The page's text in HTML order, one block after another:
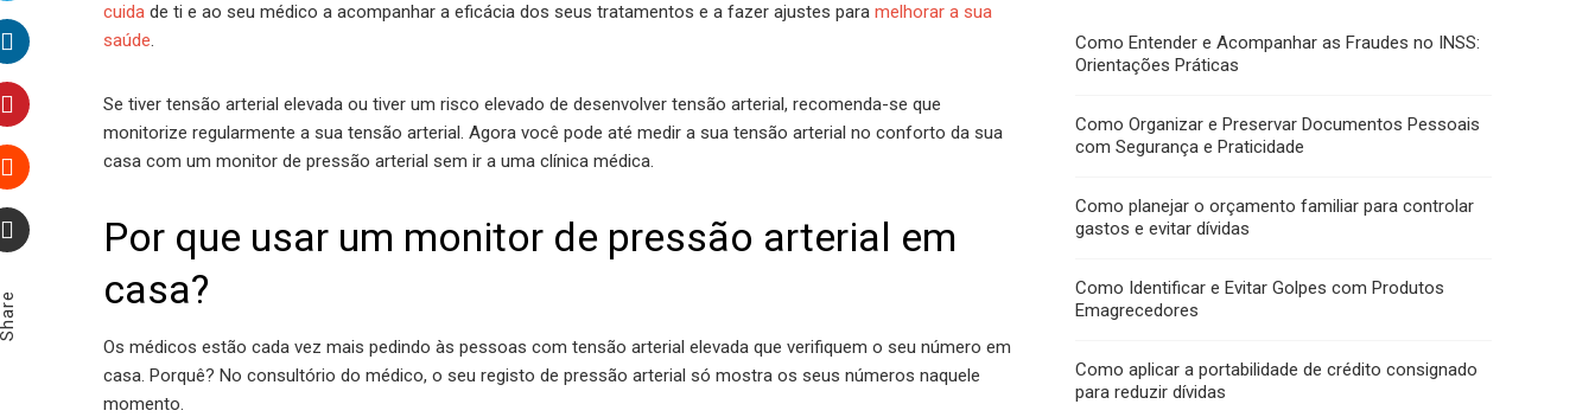
Twitter
LinkedIn
Pinterest
Stumbleupon
cuida de ti e ao seu médico a acompanhar a eficácia dos seus tratamentos e a fazer ajustes para melhorar a sua
saúde.
Se tiver tensão arterial elevada ou tiver um risco elevado de desenvolver tensão arterial, recomenda-se que
monitorize regularmente a sua tensão arterial. Agora você pode até medir a sua tensão arterial no conforto da sua
casa com um monitor de pressão arterial sem ir a uma clínica médica.
Por que usar um monitor de pressão arterial em
casa?
Os médicos estão cada vez mais pedindo às pessoas com tensão arterial elevada que verifiquem o seu número em
casa. Porquê? No consultório do médico, o seu registo de pressão arterial só mostra os seus números naquele
momento.
Como Entender e Acompanhar as Fraudes no INSS:
Orientações Práticas
Como Organizar e Preservar Documentos Pessoais
com Segurança e Praticidade
Como planejar o orçamento familiar para controlar
gastos e evitar dívidas
Como Identificar e Evitar Golpes com Produtos
Emagrecedores
Como aplicar a portabilidade de crédito consignado
para reduzir dívidas